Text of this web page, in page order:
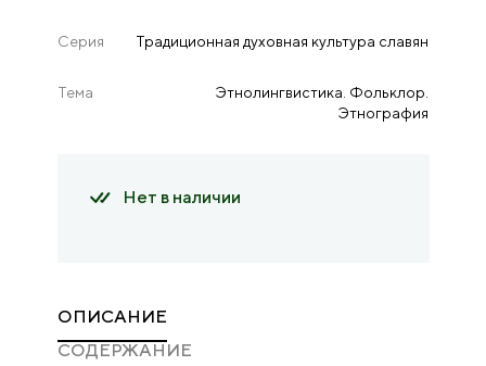
Серия Традиционная духовная культура славян
Тема
Этнолингвистика. Фольклор.
Этнография
Нет в наличии
ОПИСАНИЕ
CОДЕРЖАНИЕ